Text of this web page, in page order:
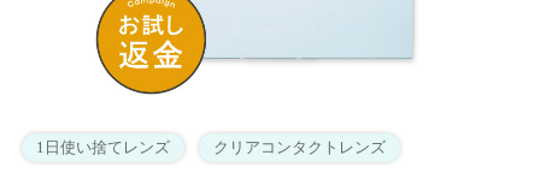
1日使い捨てレンズ クリアコンタクトレンズ